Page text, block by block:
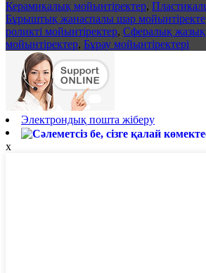
Керамикалық мойынтіректер,
Бұрыштық жанаспалы шар
роликті мойынтіректер, Сфералық
мойынтіректер, Бұрау мойынтіректері
Электрондық пошта жіберу
x